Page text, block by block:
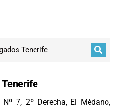
7, 2º Derecha, El Médano,